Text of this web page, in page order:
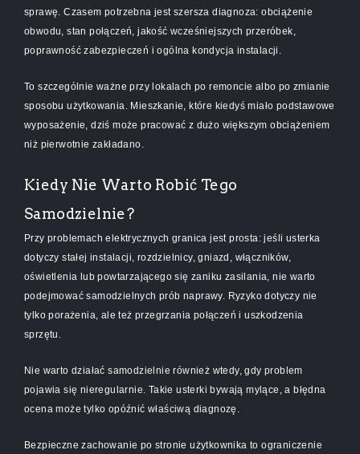
sprawę. Czasem potrzebna jest szersza diagnoza: obciążenie
obwodu, stan połączeń, jakość wcześniejszych przeróbek,
poprawność zabezpieczeń i ogólna kondycja instalacji.
To szczególnie ważne przy lokalach po remoncie albo po zmianie
sposobu użytkowania. Mieszkanie, które kiedyś miało podstawowe
wyposażenie, dziś może pracować z dużo większym obciążeniem
niż pierwotnie zakładano.
Kiedy Nie Warto Robić Tego
Samodzielnie?
Przy problemach elektrycznych granica jest prosta: jeśli usterka
dotyczy stałej instalacji, rozdzielnicy, gniazd, włączników,
oświetlenia lub powtarzającego się zaniku zasilania, nie warto
podejmować samodzielnych prób naprawy. Ryzyko dotyczy nie
tylko porażenia, ale też przegrzania połączeń i uszkodzenia
sprzętu.
Nie warto działać samodzielnie również wtedy, gdy problem
pojawia się nieregularnie. Takie usterki bywają mylące, a błędna
ocena może tylko opóźnić właściwą diagnozę.
Bezpieczne zachowanie po stronie użytkownika to ograniczenie